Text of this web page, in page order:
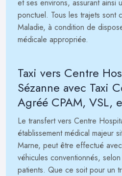
et ses environs, assurant ainsi
ponctuel. Tous les trajets sont
Maladie, à condition de
médicale appropriée.
Taxi vers Centre
Sézanne avec Taxi
Agréé CPAM, VSL,
Le transfert vers Centre
établissement médical majeur
Marne, peut être effectué
véhicules conventionnés,
patients. Que ce soit pour un